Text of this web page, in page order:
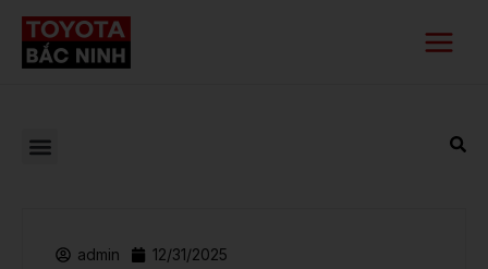
Nhảy
Menu
admin 12/31/2025